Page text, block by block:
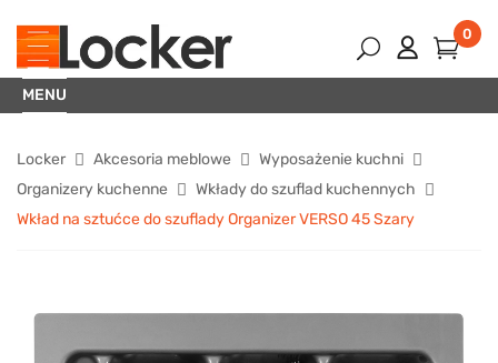
0
MENU
Locker Akcesoria meblowe
Wyposażenie kuchni
Organizery kuchenne
Wkłady do szuflad kuchennych
Wkład na sztućce do szuflady Organizer VERSO 45 Szary